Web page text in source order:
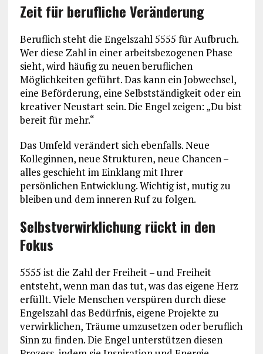
Zeit für berufliche Veränderung
Beruflich steht die Engelszahl 5555 für Aufbruch.
Wer diese Zahl in einer arbeitsbezogenen Phase
sieht, wird häufig zu neuen beruflichen
Möglichkeiten geführt. Das kann ein Jobwechsel,
eine Beförderung, eine Selbstständigkeit oder ein
kreativer Neustart sein. Die Engel zeigen: „Du bist
bereit für mehr.“
Das Umfeld verändert sich ebenfalls. Neue
Kolleginnen, neue Strukturen, neue Chancen –
alles geschieht im Einklang mit Ihrer
persönlichen Entwicklung. Wichtig ist, mutig zu
bleiben und dem inneren Ruf zu folgen.
Selbstverwirklichung rückt in den
Fokus
5555 ist die Zahl der Freiheit – und Freiheit
entsteht, wenn man das tut, was das eigene Herz
erfüllt. Viele Menschen verspüren durch diese
Engelszahl das Bedürfnis, eigene Projekte zu
verwirklichen, Träume umzusetzen oder beruflich
Sinn zu finden. Die Engel unterstützen diesen